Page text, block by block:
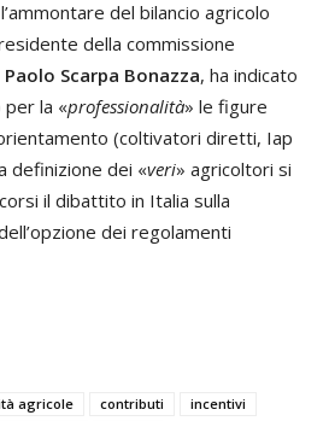
del bilancio agricolo
della commissione
Paolo Scarpa Bonazza, ha indicato
la «professionalità» le figure
(coltivatori diretti, Iap
definizione dei «veri» agricoltori si
il dibattito in Italia sulla
dei regolamenti
agricole contributi
incentivi